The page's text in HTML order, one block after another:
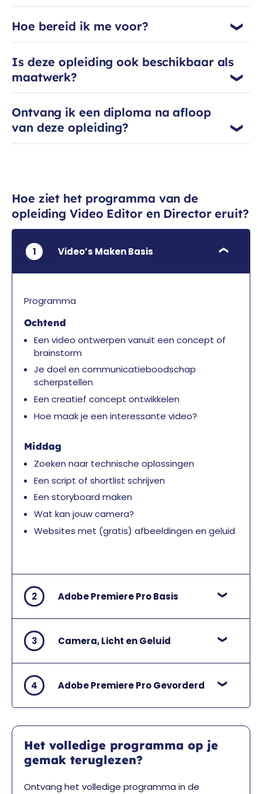
hoe je sterke verbouwen bouwt- een
anderen. Moen weet hoe het voelt
om te beginnen, en juist daarom
begeleidt hij cursisten met praktische
kennis en duidelijk uitleg. Zijn doel als
docent? Jou de skills en het
de slag te gaan en je eigen verhalen
te vertellen.
Hoe bereid ik me voor?
Is deze opleiding ook beschikbaar als
maatwerk?
Ontvang ik een diploma na afloop
van deze opleiding?
Hoe ziet het programma van de
opleiding Video Editor en Director eruit?
1 Video’s Maken Basis
Programma
Ochtend
Een video ontwerpen vanuit een concept of
brainstorm
Je doel en communicatieboodschap
scherpstellen
Een creatief concept ontwikkelen
Hoe maak je een interessante video?
Middag
Zoeken naar technische oplossingen
Een script of shortlist schrijven
Een storyboard maken
Wat kan jouw camera?
Websites met (gratis) afbeeldingen en geluid
2 Adobe Premiere Pro Basis
3 Camera, Licht en Geluid
4 Adobe Premiere Pro Gevorderd
Het volledige programma op je
gemak teruglezen?
Ontvang het volledige programma in de